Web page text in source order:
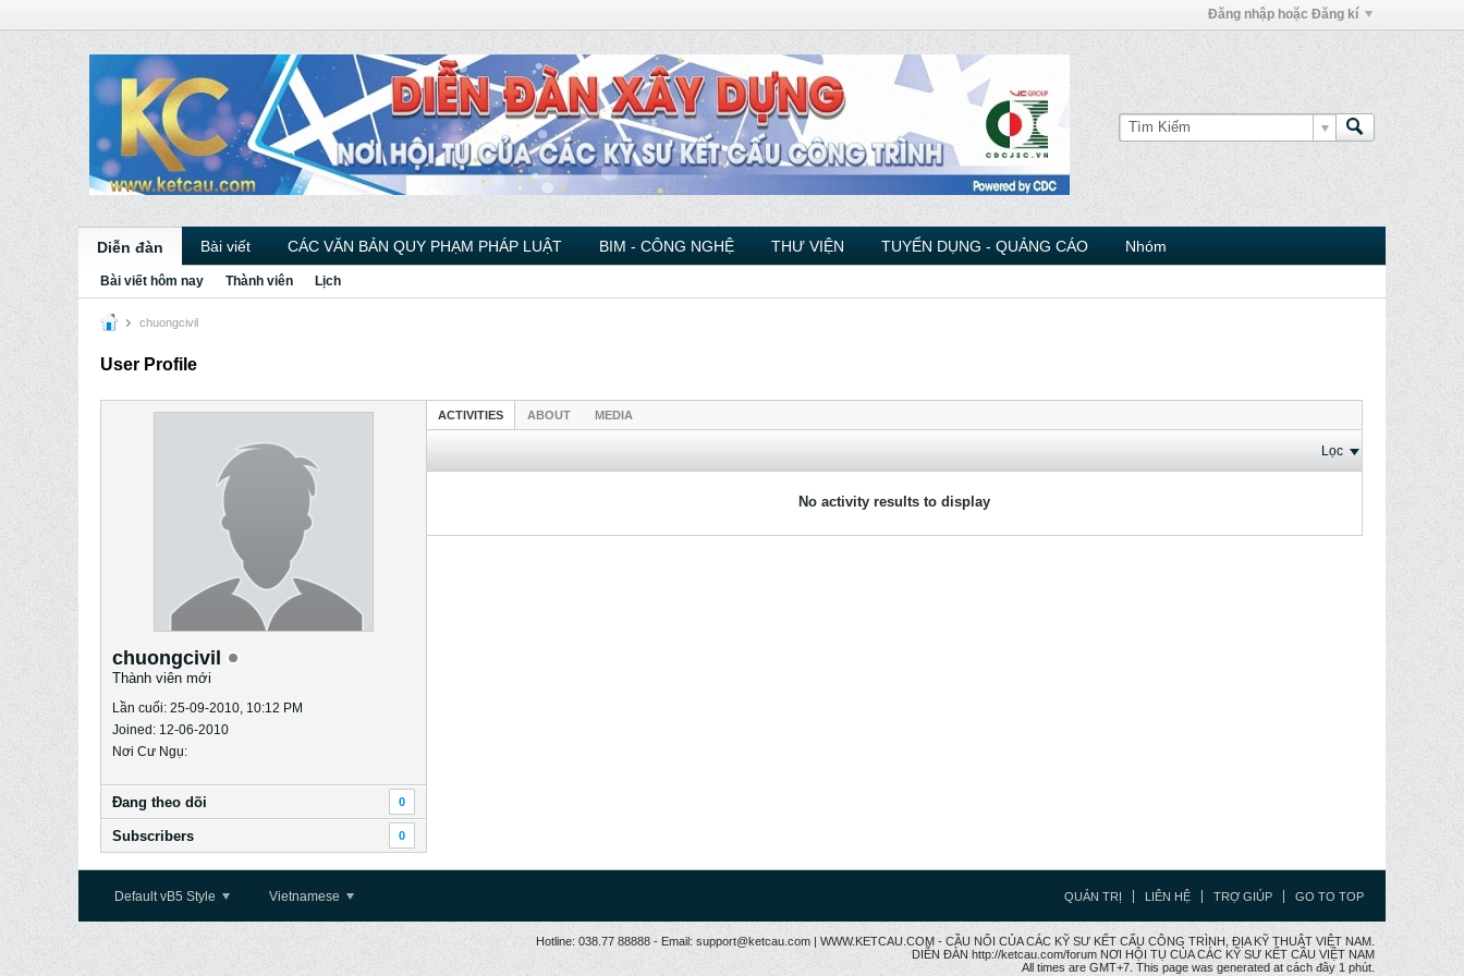
Đăng nhập hoặc Đăng kí
Diễn đàn Bài viết CÁC VĂN BẢN QUY PHẠM PHÁP LUẬT BIM - CÔNG NGHỆ THƯ VIỆN TUYỂN DỤNG - QUẢNG CÁO Nhóm
Bài viết hôm nay Thành viên Lịch
chuongcivil
User Profile
chuongcivil
Thành viên mới
Lần cuối: 25-09-2010, 10:12 PM
Joined: 12-06-2010
Nơi Cư Ngụ:
Ðang theo dõi 0
Subscribers 0
ACTIVITIES ABOUT MEDIA
Lọc
No activity results to display
Default vB5 Style Vietnamese QUẢN TRỊ LIÊN HỆ TRỢ GIÚP GO TO TOP
Hotline: 038.77 88888 - Email: support@ketcau.com | WWW.KETCAU.COM - CẦU NỐI CỦA CÁC KỸ SƯ KẾT CẤU CÔNG TRÌNH, ĐỊA KỸ THUẬT VIỆT NAM.
DIỄN ĐÀN http://ketcau.com/forum NƠI HỘI TỤ CỦA CÁC KỸ SƯ KẾT CÂU VIỆT NAM
All times are GMT+7. This page was generated at cách đây 1 phút.